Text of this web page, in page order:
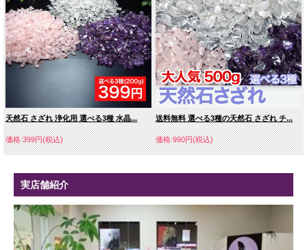
天然石 さざれ 浄化用 選べる3種 水晶...
価格:399円(税込)
送料無料 選べる3種の天然石 さざれ チ...
価格:990円(税込)
実店舗紹介